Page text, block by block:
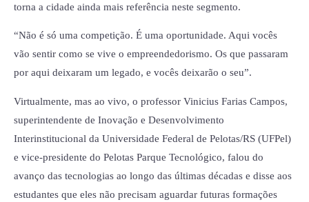
torna a cidade ainda mais referência neste segmento.
“Não é só uma competição. É uma oportunidade. Aqui vocês
vão sentir como se vive o empreendedorismo. Os que passaram
por aqui deixaram um legado, e vocês deixarão o seu”.
Virtualmente, mas ao vivo, o professor Vinicius Farias Campos,
superintendente de Inovação e Desenvolvimento
Interinstitucional da Universidade Federal de Pelotas/RS (UFPel)
e vice-presidente do Pelotas Parque Tecnológico, falou do
avanço das tecnologias ao longo das últimas décadas e disse aos
estudantes que eles não precisam aguardar futuras formações